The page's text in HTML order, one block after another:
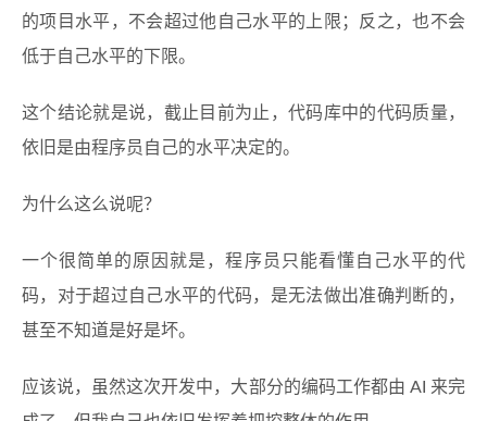
的项目水平，不会超过他自己水平的上限；反之，也不会
低于自己水平的下限。
这个结论就是说，截止目前为止，代码库中的代码质量，
依旧是由程序员自己的水平决定的。
为什么这么说呢？
一个很简单的原因就是，程序员只能看懂自己水平的代
码，对于超过自己水平的代码，是无法做出准确判断的，
甚至不知道是好是坏。
应该说，虽然这次开发中，大部分的编码工作都由 AI 来完